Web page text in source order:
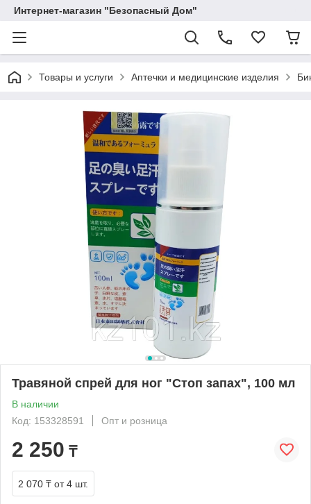
Интернет-магазин "Безопасный Дом"
Товары и услуги Аптечки и медицинские изделия
Травяной спрей для ног "Стоп запах", 100 мл
В наличии
Код: 153328591
Опт и розница
2 250 ₸
2 070 ₸ от 4 шт.